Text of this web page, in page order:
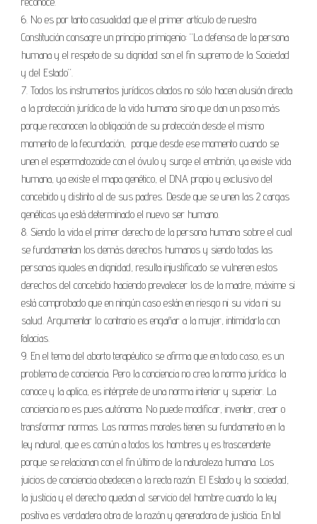
6. No es por tanto casualidad que el primer artículo de nuestra
Constitución consagre un principio primigenio: “La defensa de la persona
humana y el respeto de su dignidad son el fin supremo de la Sociedad
y del Estado“.
7. Todos los instrumentos jurídicos citados no sólo hacen alusión directa
a la protección jurídica de la vida humana sino que dan un paso más
porque reconocen la obligación de su protección desde el mismo
momento de la fecundación, porque desde ese momento cuando se
unen el espermatozoide con el óvulo y surge el embrión, ya existe vida
humana, ya existe el mapa genético, el DNA propio y exclusivo del
concebido y distinto al de sus padres. Desde que se unen las 2 cargas
genéticas ya está determinado el nuevo ser humano.
8. Siendo la vida el primer derecho de la persona humana sobre el cual
se fundamentan los demás derechos humanos y siendo todas las
personas iguales en dignidad, resulta injustificado se vulneren estos
derechos del concebido haciendo prevalecer los de la madre, máxime si
está comprobado que en ningún caso están en riesgo ni su vida ni su
salud. Argumentar lo contrario es engañar a la mujer, intimidarla con
falacias.
9. En el tema del aborto terapéutico se afirma que en todo caso, es un
problema de conciencia. Pero la conciencia no crea la norma jurídica: la
conoce y la aplica, es intérprete de una norma interior y superior. La
conciencia no es pues autónoma. No puede modificar, inventar, crear o
transformar normas. Las normas morales tienen su fundamento en la
ley natural, que es común a todos los hombres y es trascendente
porque se relacionan con el fin último de la naturaleza humana. Los
juicios de conciencia obedecen a la recta razón. El Estado y la sociedad,
la justicia y el derecho quedan al servicio del hombre cuando la ley
positiva es verdadera obra de la razón y generadora de justicia. En tal